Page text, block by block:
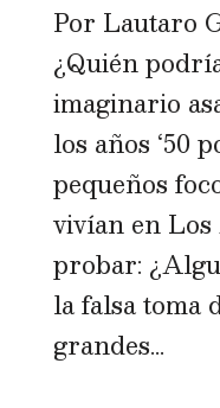
Por Lautaro
¿Quién
imaginario
los años ‘50
pequeños
vivían en
probar:
la falsa toma
grandes...